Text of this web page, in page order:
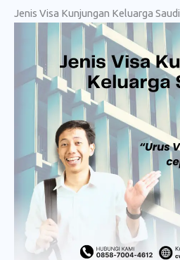
Jenis Visa Kunjungan Keluarga Saudi